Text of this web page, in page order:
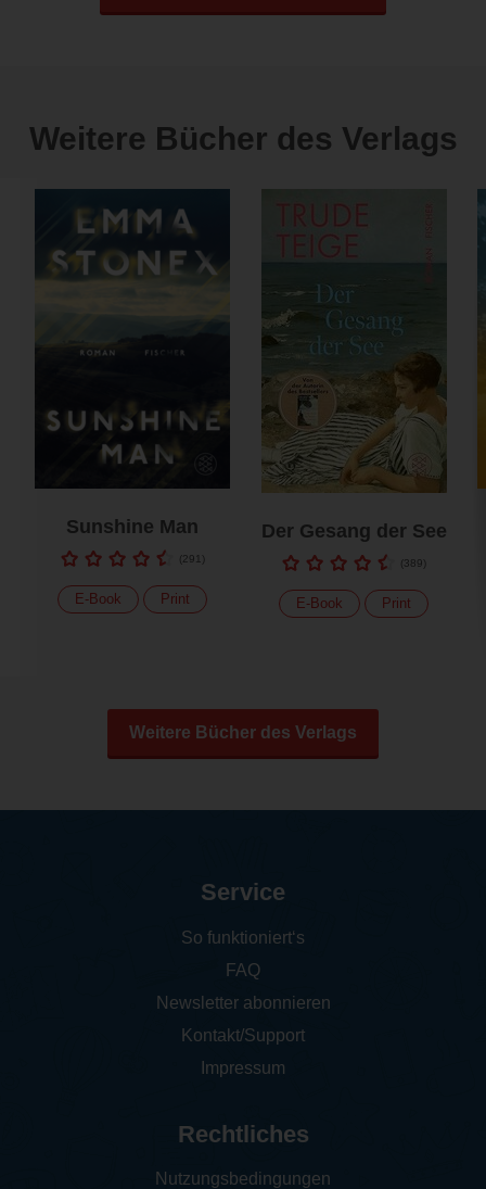
Weitere Bücher des Verlags
Sunshine Man
(291
E-Book Print
Der Gesang der See
(389
E-Book Print
Weitere Bücher des Verlags
Service
So funktioniert‘s
FAQ
Newsletter abonnieren
Kontakt/Support
Impressum
Rechtliches
Nutzungsbedingungen